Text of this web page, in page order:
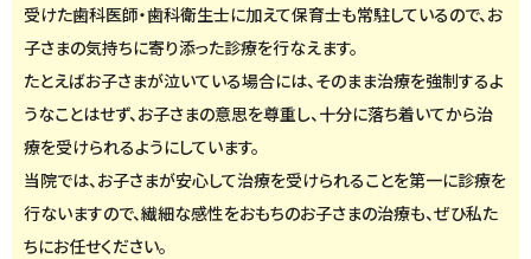
受けた歯科医師・歯科衛生士に加えて保育士も常駐しているので、お
子さまの気持ちに寄り添った診療を行なえます。
たとえばお子さまが泣いている場合には、そのまま治療を強制するよ
うなことはせず、お子さまの意思を尊重し、十分に落ち着いてから治
療を受けられるようにしています。
当院では、お子さまが安心して治療を受けられることを第一に診療を
行ないますので、繊細な感性をおもちのお子さまの治療も、ぜひ私た
ちにお任せください。